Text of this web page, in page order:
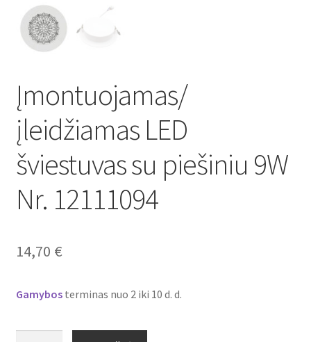
Gamybos terminai ir procesas
Kontaktai
Krepšelis
Parduotuvė
Paskyra
Plastikai
Įmontuojamas/
įleidžiamas LED
šviestuvas su piešiniu 9W
Nr. 12111094
14,70 €
Gamybosterminas nuo 2 iki 10 d. d.